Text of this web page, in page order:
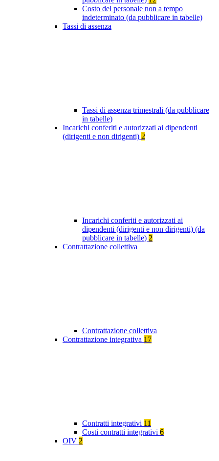
Costo del personale non a tempo
indeterminato (da pubblicare in tabelle)
Tassi di assenza
Tassi di assenza trimestrali (da pubblicare
in tabelle)
Incarichi conferiti e autorizzati ai dipendenti
(dirigenti e non dirigenti) 2
Incarichi conferiti e autorizzati ai
dipendenti (dirigenti e non dirigenti) (da
pubblicare in tabelle) 2
Contrattazione collettiva
Contrattazione collettiva
Contrattazione integrativa 17
Contratti integrativi 11
Costi contratti integrativi 6
OIV 2